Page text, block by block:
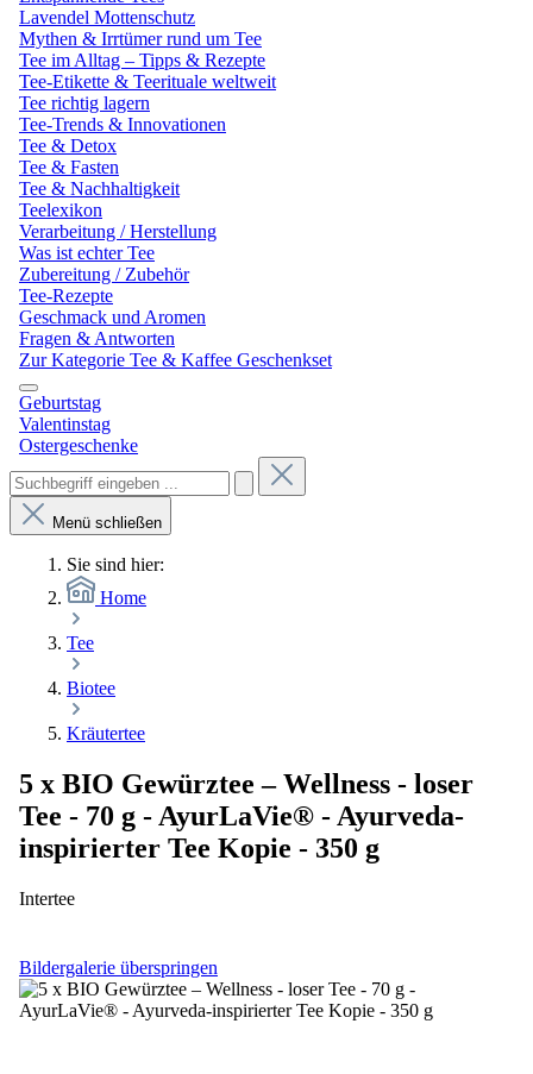
Lavendel Mottenschutz
Mythen & Irrtümer rund um Tee
Tee im Alltag – Tipps & Rezepte
Tee-Etikette & Teerituale weltweit
Tee richtig lagern
Tee-Trends & Innovationen
Tee & Detox
Tee & Fasten
Tee & Nachhaltigkeit
Teelexikon
Verarbeitung / Herstellung
Was ist echter Tee
Zubereitung / Zubehör
Tee-Rezepte
Geschmack und Aromen
Fragen & Antworten
Zur Kategorie Tee & Kaffee Geschenkset
Geburtstag
Valentinstag
Ostergeschenke
Menü schließen
Sie sind hier:
Home
Tee
Biotee
Kräutertee
5 x BIO Gewürztee – Wellness - loser
Tee - 70 g - AyurLaVie® - Ayurveda-
inspirierter Tee Kopie - 350 g
Intertee
Bildergalerie überspringen